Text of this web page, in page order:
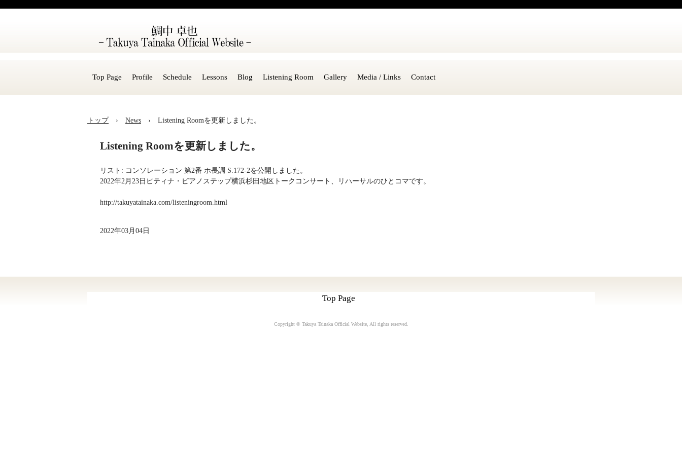
Top Page Profile Schedule Lessons Blog Listening Room Gallery Media / Links Contact
トップ › News › Listening Roomを更新しました。
Listening Roomを更新しました。
リスト: コンソレーション 第2番 ホ長調 S.172-2を公開しました。
2022年2月23日ピティナ・ピアノステップ横浜杉田地区トークコンサート、リハーサルのひとコマです。
http://takuyatainaka.com/listeningroom.html
2022年03月04日
Top Page
Copyright © Takuya Tainaka Official Website, All rights reserved.